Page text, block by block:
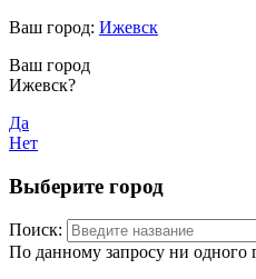
Ваш город: Ижевск
Ваш город
Ижевск?
Да
Нет
Выберите город
Поиск:
По данному запросу ни одного